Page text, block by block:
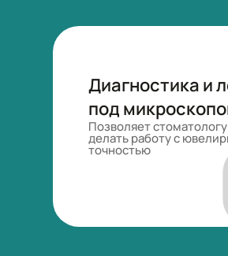
Диагностика и
под
Позволяет стоматологу
делать работу с
точностью